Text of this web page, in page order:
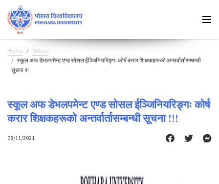
Home
Notice
स्कूल अफ डेभलपमेन्ट एण्ड सोसल ईञ्जिनियरिङ्गः कोर्ष करार शिक्षकहरूको अन्तर्वार्तासम्बन्धी
सूचना !!!
स्कूल अफ डेभलपमेन्ट एण्ड सोसल ईञ्जिनियरिङ्गः कोर्ष
करार शिक्षकहरूको अन्तर्वार्तासम्बन्धी सूचना !!!
08/11/2021